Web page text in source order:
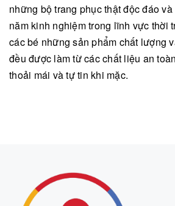
những bộ trang phục thật độc đáo
năm kinh nghiệm trong lĩnh vực thời
các bé những sản phẩm chất lượng
đều được làm từ các chất liệu an
thoải mái và tự tin khi mặc.